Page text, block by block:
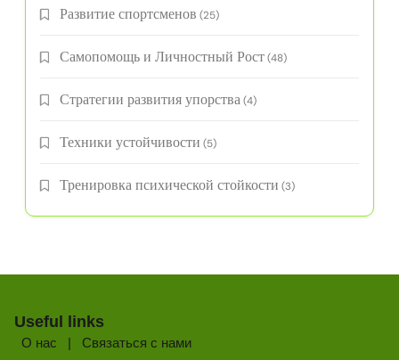
Развитие спортсменов (25)
Самопомощь и Личностный Рост(48)
Стратегии развития упорства(4)
Техники устойчивости (5)
Тренировка психической стойкости (3)
Useful links
О нас | Связаться с нами